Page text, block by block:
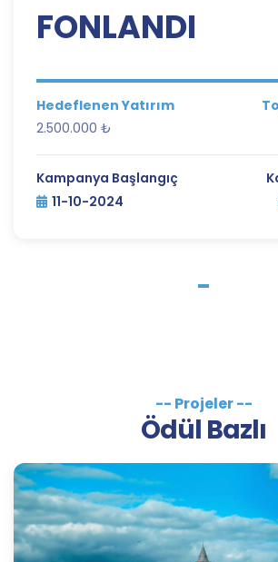
FONLANDI
Hedeflenen Yatırım
2.500.000 ₺
Kampanya Başlangıç
11-10-2024
-- Projeler --
Ödül Bazlı